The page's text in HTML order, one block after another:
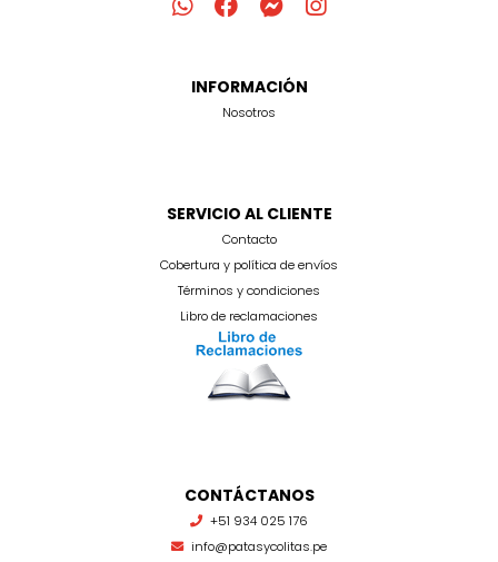
INFORMACIÓN
Nosotros
SERVICIO AL CLIENTE
Contacto
Cobertura y política de envíos
Términos y condiciones
Libro de reclamaciones
CONTÁCTANOS
+51 934 025 176
info@patasycolitas.pe